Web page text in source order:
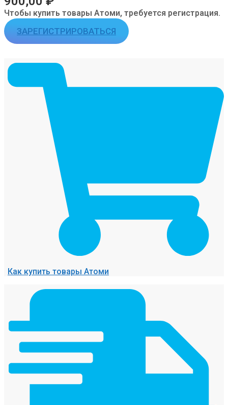
Чтобы купить товары Атоми, требуется регистрация.
ЗАРЕГИСТРИРОВАТЬСЯ
Как купить товары Атоми